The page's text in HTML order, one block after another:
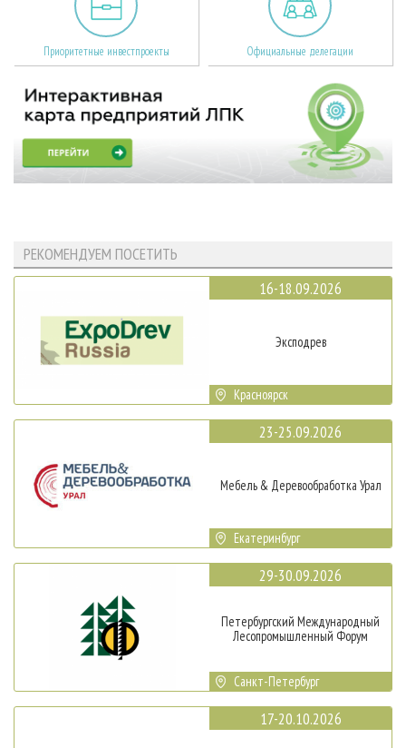
Приоритетные инвестпроекты Официальные делегации
РЕКОМЕНДУЕМ ПОСЕТИТЬ
16-18.09.2026
Эксподрев
Красноярск
23-25.09.2026
Мебель & Деревообработка Урал
Екатеринбург
29-30.09.2026
Петербургский Международный
Лесопромышленный Форум
Санкт-Петербург
17-20.10.2026